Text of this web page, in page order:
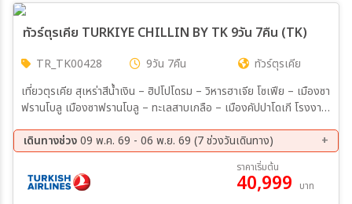
26 ธ.ค. 69 - 03 ม.ค. 70
27 ธ.ค. 69 - 04 ม.ค. 70
ทัวร์ตุรเคีย TURKIYE CHILLIN BY TK 9วัน 7คืน (TK)
TR_TK00428 9วัน 7คืน
ทัวร์ตุรเคีย
เที่ยวตุรเคีย สุเหร่าสีน้ำเงิน – ฮิปโปโดรม – วิหารฮาเจีย โซเฟีย – เมืองซา
ฟรานโบลู เมืองซาฟรานโบลู – ทะเลสาบเกลือ – เมืองคัปปาโดเกี โรงงาน
ซาร์ – พิพิธภัณฑ์กลางแจ้งกองคาราวานในสมัยโบราณ – โรงงานสิ่งทอ –
เมืองปามุคคาเเกอราเม่ ปราสาทปุยฝ้าย – เมืองโบราณเฮียราโพลิส –
โรงงานผลิตเครื่องหนัง – เมืองชานั
เดินทางช่วง09 พ.ค. 69 - 06 พ.ย. 69 (7 ช่วงวันเดินทาง)
21 ก.ย. 69 - 29 ก.ย. 69
05 ต.ค. 69 - 13 ต.ค. 69
12 ต.ค. 69 - 20 ต.ค. 69
26 ต.ค. 69 - 03 พ.ย. 69
ราคาเริ่มต้น
40,999 บาท